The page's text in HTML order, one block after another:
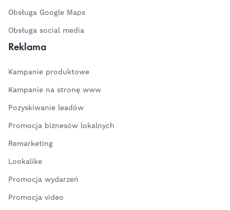
Obsługa Google Maps
Obsługa social media
Reklama
Kampanie produktowe
Kampanie na stronę www
Pozyskiwanie leadów
Promocja biznesów lokalnych
Remarketing
Lookalike
Promocja wydarzeń
Promocja video